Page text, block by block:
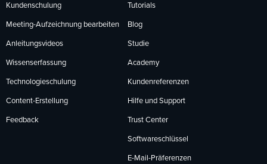
Kundenschulung
Meeting-Aufzeichnung bearbeiten
Anleitungsvideos
Wissenserfassung
Technologieschulung
Content-Erstellung
Feedback
Tutorials
Blog
Studie
Academy
Kundenreferenzen
Hilfe und Support
Trust Center
Softwareschlüssel
E-Mail-Präferenzen